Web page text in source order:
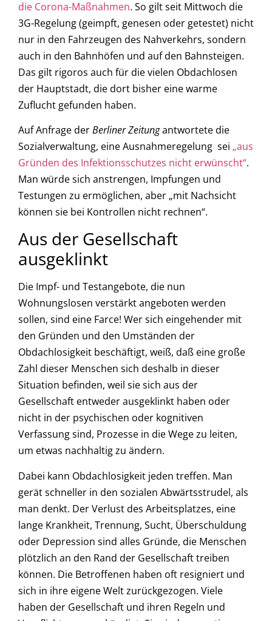
die Corona-Maßnahmen. So gilt seit Mittwoch die
3G-Regelung (geimpft, genesen oder getestet) nicht
nur in den Fahrzeugen des Nahverkehrs, sondern
auch in den Bahnhöfen und auf den Bahnsteigen.
Das gilt rigoros auch für die vielen Obdachlosen
der Hauptstadt, die dort bisher eine warme
Zuflucht gefunden haben.
Auf Anfrage derBerliner Zeitungantwortete die
Sozialverwaltung, eine Ausnahmeregelung sei „aus
Gründen des Infektionsschutzes nicht erwünscht“.
Man würde sich anstrengen, Impfungen und
Testungen zu ermöglichen, aber „mit Nachsicht
können sie bei Kontrollen nicht rechnen“.
Aus der Gesellschaft
ausgeklinkt
Die Impf- und Testangebote, die nun
Wohnungslosen verstärkt angeboten werden
sollen, sind eine Farce! Wer sich eingehender mit
den Gründen und den Umständen der
Obdachlosigkeit beschäftigt, weiß, daß eine große
Zahl dieser Menschen sich deshalb in dieser
Situation befinden, weil sie sich aus der
Gesellschaft entweder ausgeklinkt haben oder
nicht in der psychischen oder kognitiven
Verfassung sind, Prozesse in die Wege zu leiten,
um etwas nachhaltig zu ändern.
Dabei kann Obdachlosigkeit jeden treffen. Man
gerät schneller in den sozialen Abwärtsstrudel, als
man denkt. Der Verlust des Arbeitsplatzes, eine
lange Krankheit, Trennung, Sucht, Überschuldung
oder Depression sind alles Gründe, die Menschen
plötzlich an den Rand der Gesellschaft treiben
können. Die Betroffenen haben oft resigniert und
sich in ihre eigene Welt zurückgezogen. Viele
haben der Gesellschaft und ihren Regeln und